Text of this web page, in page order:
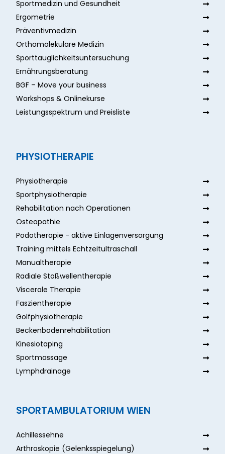
Sportmedizin und Gesundheit
Ergometrie
Präventivmedizin
Orthomolekulare Medizin
Sporttauglichkeitsuntersuchung
Ernährungsberatung
BGF – Move your business
Workshops & Onlinekurse
Leistungsspektrum und Preisliste
PHYSIOTHERAPIE
Physiotherapie
Sportphysiotherapie
Rehabilitation nach Operationen
Osteopathie
Podotherapie - aktive Einlagenversorgung
Training mittels Echtzeitultraschall
Manualtherapie
Radiale Stoßwellentherapie
Viscerale Therapie
Faszientherapie
Golfphysiotherapie
Beckenbodenrehabilitation
Kinesiotaping
Sportmassage
Lymphdrainage
SPORTAMBULATORIUM WIEN
Achillessehne
Arthroskopie (Gelenksspiegelung)